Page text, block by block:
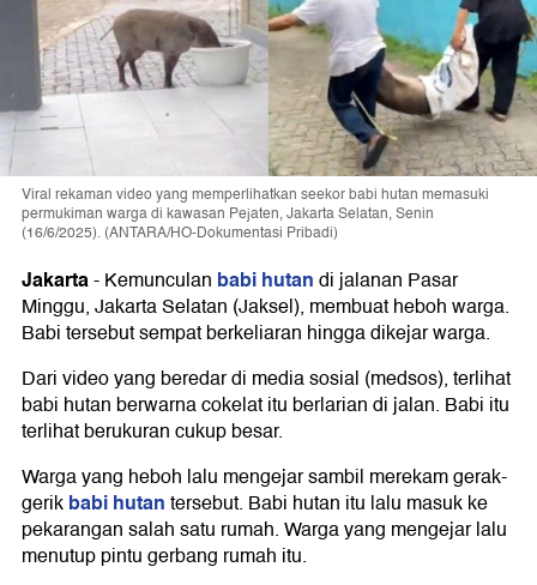
Viral rekaman video yang memperlihatkan seekor babi hutan memasuki
permukiman warga di kawasan Pejaten, Jakarta Selatan, Senin
(16/6/2025). (ANTARA/HO-Dokumentasi Pribadi)
Jakarta-Kemunculan babi hutandi jalanan Pasar
Minggu, Jakarta Selatan (Jaksel), membuat heboh warga.
Babi tersebut sempat berkeliaran hingga dikejar warga.
Dari video yang beredar di media sosial (medsos), terlihat
babi hutan berwarna cokelat itu berlarian di jalan. Babi itu
terlihat berukuran cukup besar.
Warga yang heboh lalu mengejar sambil merekam gerak-
gerikbabi hutantersebut. Babi hutan itu lalu masuk ke
pekarangan salah satu rumah. Warga yang mengejar lalu
menutup pintu gerbang rumah itu.